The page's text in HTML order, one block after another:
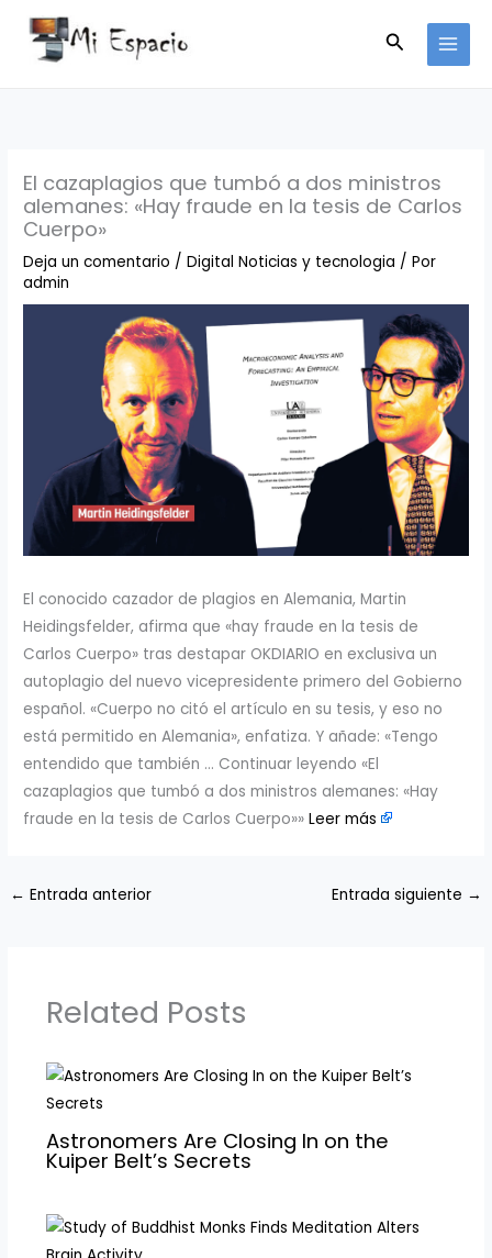
contenido
Buscar
El cazaplagios que tumbó a dos ministros
alemanes: «Hay fraude en la tesis de Carlos
Cuerpo»
Deja un comentario /Digital Noticias y tecnologia / Por
admin
​El conocido cazador de plagios en Alemania, Martin
Heidingsfelder, afirma que «hay fraude en la tesis de
Carlos Cuerpo» tras destapar OKDIARIO en exclusiva un
autoplagio del nuevo vicepresidente primero del Gobierno
español. «Cuerpo no citó el artículo en su tesis, y eso no
está permitido en Alemania», enfatiza. Y añade: «Tengo
entendido que también … Continuar leyendo «El
cazaplagios que tumbó a dos ministros alemanes: «Hay
fraude en la tesis de Carlos Cuerpo»» ​​Leer más
← Entrada anterior Entrada siguiente →
Related Posts
Astronomers Are Closing In on the
Kuiper Belt’s Secrets